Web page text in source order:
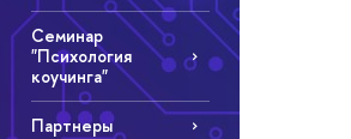
Семинар
"Психология
коучинга"
Партнеры